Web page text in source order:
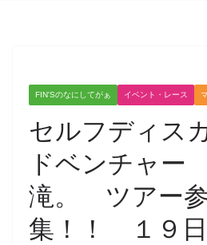
FIN'Sのなにしてがぁ イベント・レース
セルフディス
ドベンチャ
滝。 ツアー
集！！ １９日